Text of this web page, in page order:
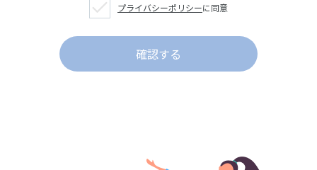
プライバシーポリシーに同意